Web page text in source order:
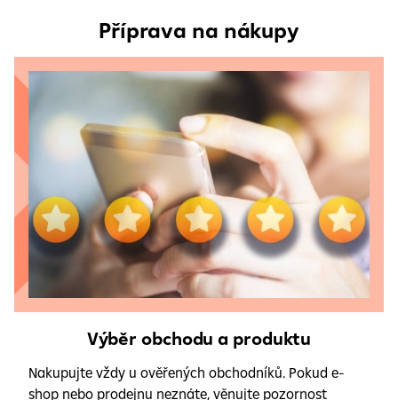
Příprava na nákupy
Výběr obchodu a produktu
Nakupujte vždy u ověřených obchodníků. Pokud e-
shop nebo prodejnu neznáte, věnujte pozornost